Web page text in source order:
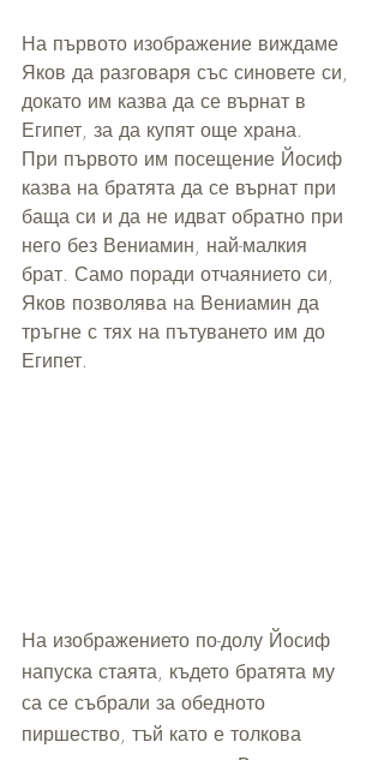
На първото изображение виждаме
Яков да разговаря със синовете си,
докато им казва да се върнат в
Египет, за да купят още храна.
При първото им посещение Йосиф
казва на братята да се върнат при
баща си и да не идват обратно при
него без Вениамин, най-малкия
брат. Само поради отчаянието си,
Яков позволява на Вениамин да
тръгне с тях на пътуването им до
Египет.
На изображението по-долу Йосиф
напуска стаята, където братята му
са се събрали за обедното
пиршество, тъй като е толкова